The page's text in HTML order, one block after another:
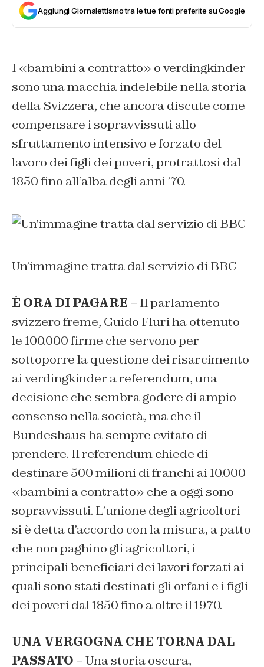
Aggiungi Giornalettismo tra le tue fonti preferite su Google
I «bambini a contratto» overdingkinder
sono una macchia indelebile nella storia
della Svizzera, che ancora discute come
compensare i sopravvissuti allo
sfruttamento intensivo e forzato del
lavoro dei figli dei poveri, protrattosi dal
1850 fino all’alba degli anni ’70.
Un’immagine tratta dal servizio di BBC
È ORA DI PAGARE – Il parlamento
svizzero freme, Guido Fluri ha ottenuto
le 100.000 firme che servono per
sottoporre la questione dei risarcimento
aiverdingkinder a referendum, una
decisione che sembra godere di ampio
consenso nella società, ma che il
Bundeshaus ha sempre evitato di
prendere. Il referendum chiede di
destinare 500 milioni di franchi ai 10.000
«bambini a contratto» che a oggi sono
sopravvissuti. L’unione degli agricoltori
si è detta d’accordo con la misura, a patto
che non paghino gli agricoltori, i
principali beneficiari dei lavori forzati ai
quali sono stati destinati gli orfani e i figli
dei poveri dal 1850 fino a oltre il 1970.
UNA VERGOGNA CHE TORNA DAL
PASSATO –Una storia oscura,